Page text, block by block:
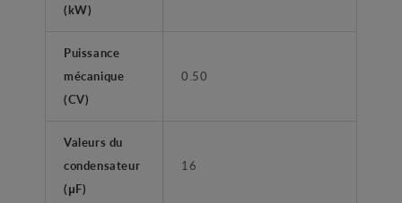
(kW)
Puissance
mécanique
(CV)
0.50
Valeurs du
condensateur
(μF)
16